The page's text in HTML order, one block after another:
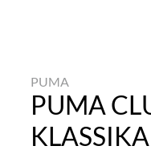
PUMA
PUMA